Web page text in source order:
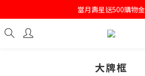
註冊會員即送購物金100
當月壽星送500購物金
註冊會員即送購物金100
大牌框